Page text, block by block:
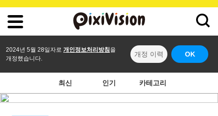
2024년 5월 28일자로 개인정보처리방침 을
개정했습니다.
개정 이력 OK
최신 인기 카테고리